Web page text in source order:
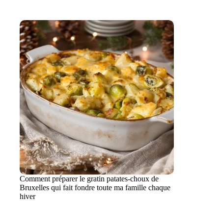
Comment préparer le gratin patates-choux de
Bruxelles qui fait fondre toute ma famille chaque
hiver